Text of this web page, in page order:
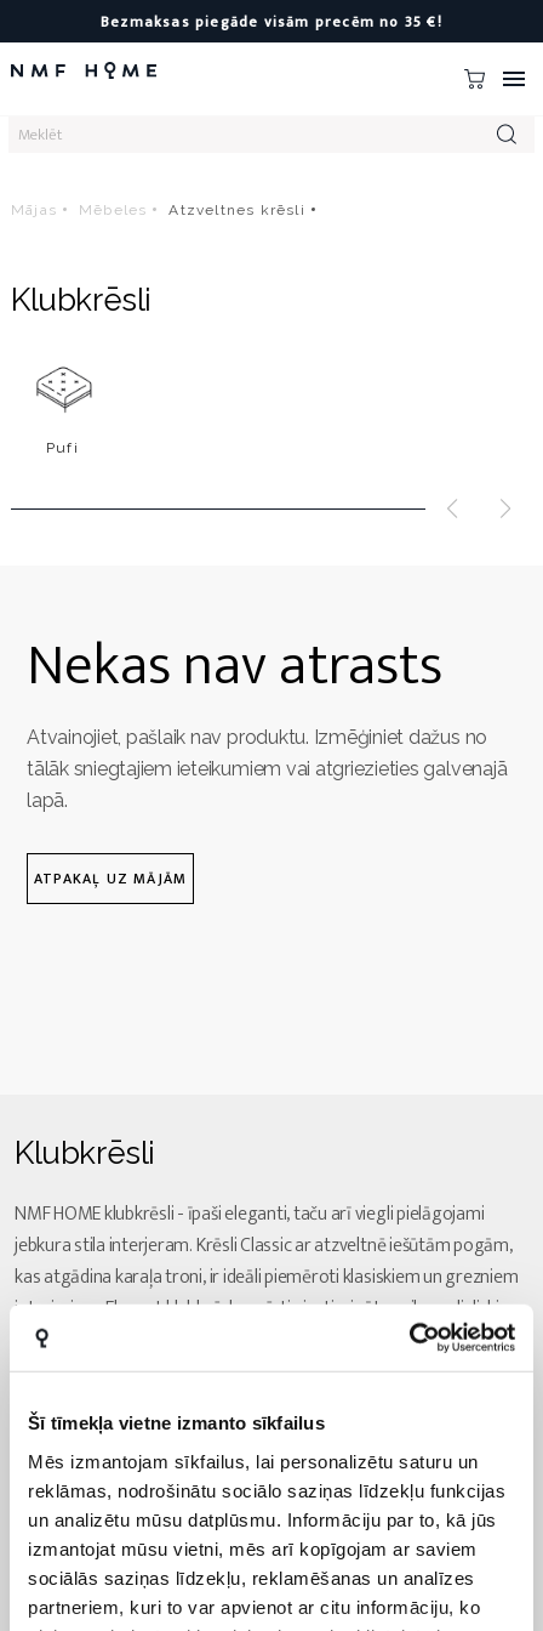
Šī tīmekļa vietne izmanto sīkfailus
Mēs izmantojam sīkfailus, lai personalizētu saturu un
reklāmas, nodrošinātu sociālo saziņas līdzekļu funkcijas
un analizētu mūsu datplūsmu. Informāciju par to, kā jūs
izmantojat mūsu vietni, mēs arī kopīgojam ar saviem
sociālās saziņas līdzekļu, reklamēšanas un analīzes
partneriem, kuri to var apvienot ar citu informāciju, ko
Bezmaksas piegāde visām precēm no 35 €!

Mājas Mēbeles Atzveltnes krēsli
Klubkrēsli
Pufi
Nekas nav atrasts
Atvainojiet, pašlaik nav produktu. Izmēģiniet dažus no
tālāk sniegtajiem ieteikumiem vai atgriezieties galvenajā
lapā.
ATPAKAĻ UZ MĀJĀM
Klubkrēsli
NMF HOME klubkrēsli - īpaši eleganti, taču arī viegli pielāgojami
jebkura stila interjeram. Krēsli Classic ar atzveltnē iešūtām pogām,
kas atgādina karaļa troni, ir ideāli piemēroti klasiskiem un grezniem
interjeriem. Elegant klubkrēsls ar ērti piestiprinātu spilvenu lieliski
iederas skandināvu interjera vienkāršībā. Vēl lielākam komfortam
pufi ar identisku audumu un identiskām kājām, kas pieejami iegādei
atsevišķi.
Īpašas klubkrēslu un pufu iezīmes – koka vai metāla kājiņas. Varēsiet
izvēlēties mēbeles ar dabiska koka krāsas vai melnām kājiņām.
Vairāki NMF HOME klubkrēsli jau ir izgatavoti un gatavi piegādei,
tāpēc tos varēsiet saņemt savās mājās jau pēc dažām dienām.
„Classic“ klubkrēsli ir pieejami trīs dažādās krāsās - dzeltenā, pelēkā
un melnā. Visikrēsliir ražoti mūsu pašu, Lietuvā.
Atsevišķiem modeļiem var veikt individuālus pasūtījumus. Lūdzu,